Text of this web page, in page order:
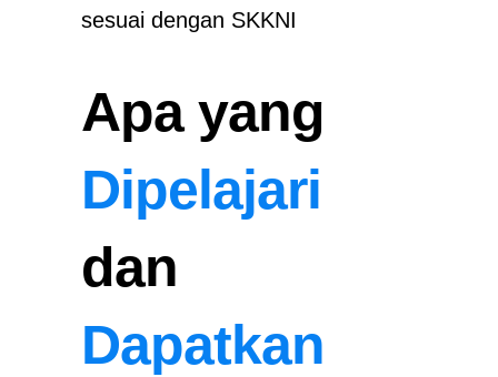
sesuai dengan SKKNI
Apa yang
Dipelajari
dan
Dapatkan